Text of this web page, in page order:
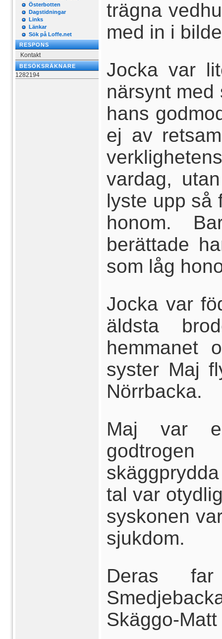
Österbotten
Dagstidningar
Links
Länkar
Sök på Loffe.net
RESPONS
Kontakt
BESÖKSRÄKNARE
1282194
trägna
med in i
Jocka var
närsynt med
hans
ej av
vardag,
lyste upp så
honom.
berättade
som låg
Jocka var
äldsta
hemmanet
syster Maj
Nörrbacka.
Maj var
tal var
syskonen
sjukdom.
Deras
Skäggo-